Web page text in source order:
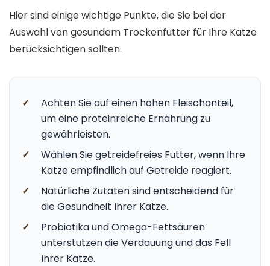
Hier sind einige wichtige Punkte, die Sie bei der
Auswahl von gesundem Trockenfutter für Ihre Katze
berücksichtigen sollten.
✓
Achten Sie auf einen hohen Fleischanteil,
um eine proteinreiche Ernährung zu
gewährleisten.
✓
Wählen Sie getreidefreies Futter, wenn Ihre
Katze empfindlich auf Getreide reagiert.
✓
Natürliche Zutaten sind entscheidend für
die Gesundheit Ihrer Katze.
✓
Probiotika und Omega-Fettsäuren
unterstützen die Verdauung und das Fell
Ihrer Katze.